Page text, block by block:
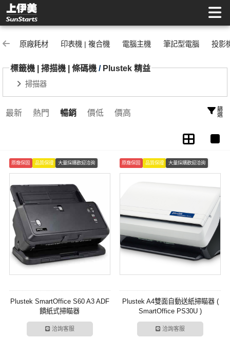
Plustek 精益 | 上伊美辦公用品網
原廠耗材 印表機 | 複合機 電腦主機 筆記型電腦 投影
標籤機 | 掃描機 | 條碼機 / Plustek 精益
掃描器
最新 熱門 暢銷 價低 價高 篩選
原廠保固 品質保證 大量採購歡迎洽詢
Plustek SmartOffice S60 A3 ADF
饋紙式掃瞄器
洽詢客服
原廠保固 品質保證 大量採購歡迎洽詢
Plustek A4雙面自動送紙掃瞄器 (
SmartOffice PS30U )
洽詢客服